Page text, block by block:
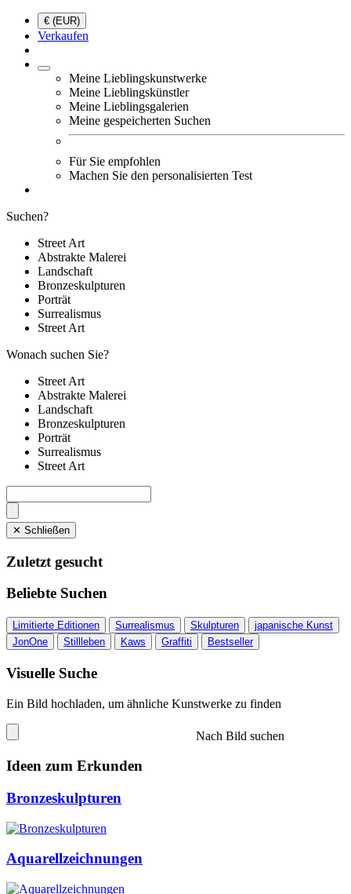
€ (EUR)
Verkaufen
Meine Lieblingskunstwerke
Meine Lieblingskünstler
Meine Lieblingsgalerien
Meine gespeicherten Suchen
Für Sie empfohlen
Machen Sie den personalisierten Test
Suchen?
Street Art
Abstrakte Malerei
Landschaft
Bronzeskulpturen
Porträt
Surrealismus
Street Art
Wonach suchen Sie?
Street Art
Abstrakte Malerei
Landschaft
Bronzeskulpturen
Porträt
Surrealismus
Street Art
✕ Schließen
Zuletzt gesucht
Beliebte Suchen
Limitierte Editionen Surrealismus Skulpturen
japanische Kunst
JonOne
Stillleben Kaws Graffiti Bestseller
Visuelle Suche
Ein Bild hochladen, um ähnliche Kunstwerke zu finden
Nach Bild suchen
Ideen zum Erkunden
Bronzeskulpturen
Aquarellzeichnungen